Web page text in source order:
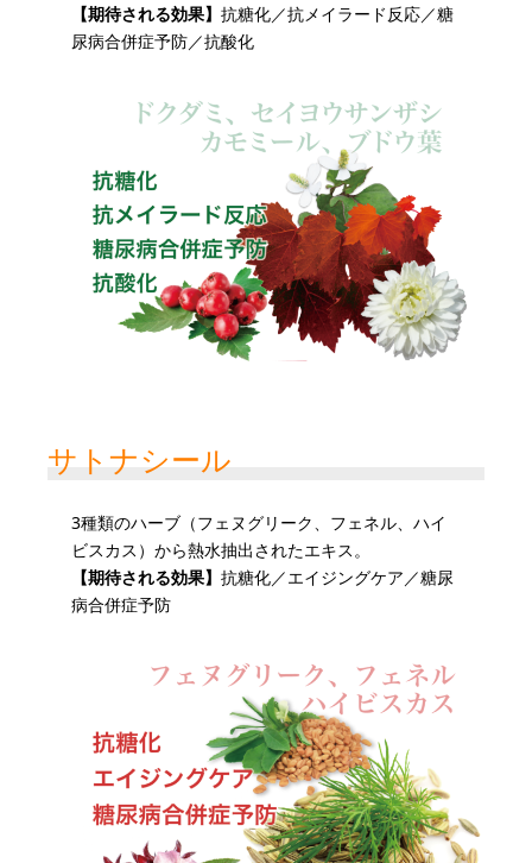
【期待される効果】 抗糖化／抗メイラード反応／糖
尿病合併症予防／抗酸化
サトナシール
3種類のハーブ（フェヌグリーク、フェネル、ハイ
ビスカス）から熱水抽出されたエキス。
【期待される効果】 抗糖化／エイジングケア／糖尿
病合併症予防